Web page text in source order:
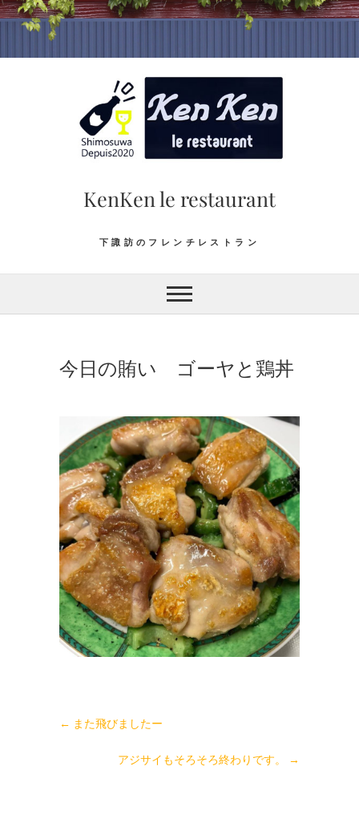
Skip
KenKen le restaurant
下諏訪のフレンチレストラン
今日の賄い ゴーヤと鶏丼
← また飛びましたー
アジサイもそろそろ終わりです。 →